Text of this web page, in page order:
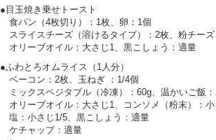
●目玉焼き乗せトースト
食パン（4枚切り）：1枚、卵：1個
スライスチーズ（溶けるタイプ）：2枚、粉チー
オリーブオイル：大さじ1、黒こしょう：適量
●ふわとろオムライス（1人分）
ベーコン：2枚、玉ねぎ ：1/4個
ミックスベジタブル（冷凍）：60g、温かいご飯
オリーブオイル：大さじ1、コンソメ（粉末）：
塩：小さじ1/5、黒こしょう：適量
ケチャップ：適量